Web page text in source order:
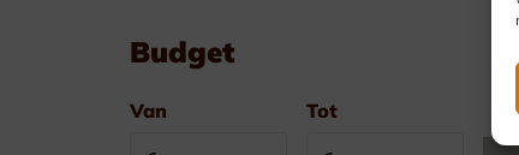
Budget
Van Tot